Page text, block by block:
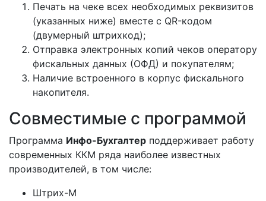
Печать на чеке всех необходимых реквизитов
(указанных ниже) вместе с QR-кодом
(двумерный штрихкод);
Отправка электронных копий чеков оператору
фискальных данных (ОФД) и покупателям;
Наличие встроенного в корпус фискального
накопителя.
Совместимые с программой
Программа Инфо-Бухгалтер поддерживает работу
современных ККМ ряда наиболее известных
производителей, в том числе:
Штрих-М